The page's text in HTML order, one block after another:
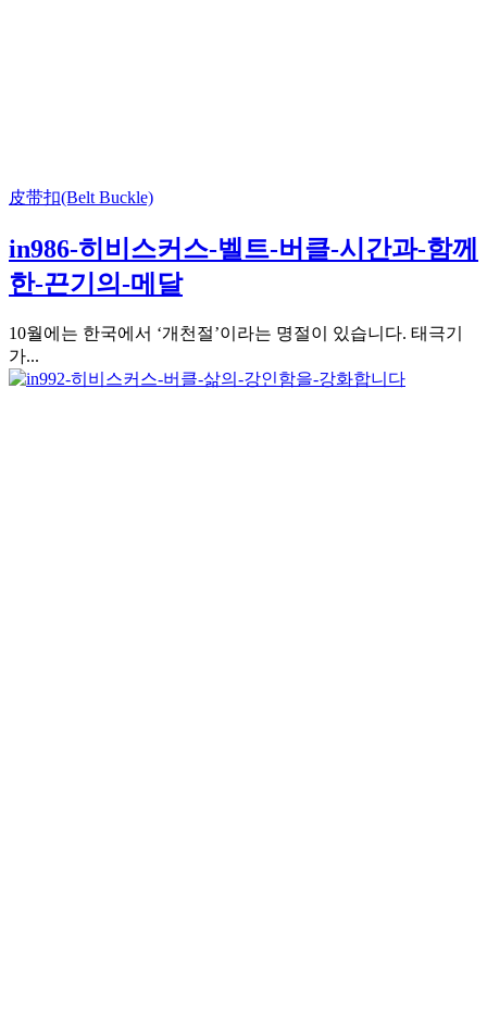
皮带扣(Belt Buckle)
in986-히비스커스-벨트-버클-시간과-함께
한-끈기의-메달
10월에는 한국에서 ‘개천절’이라는 명절이 있습니다. 태극기
가...